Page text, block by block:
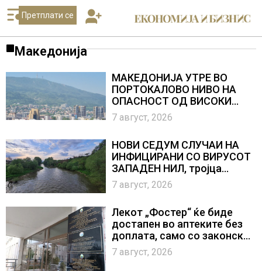
Претплати се
Македонија
МАКЕДОНИЈА УТРЕ ВО
ПОРТОКАЛОВО НИВО НА
ОПАСНОСТ ОД ВИСОКИ
ТЕМПЕРАТУРИ
7 август, 2026
НОВИ СЕДУМ СЛУЧАИ НА
ИНФИЦИРАНИ СО ВИРУСОТ
ЗАПАДЕН НИЛ, тројца
пациенти се во критична
состојба
7 август, 2026
Лекот „Фостер“ ќе биде
достапен во аптеките без
доплата, само со законски
утврдената партиципација
7 август, 2026